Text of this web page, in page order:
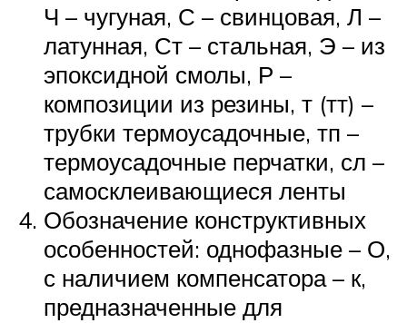
Ч – чугуная, С – свинцовая, Л –
латунная, Ст – стальная, Э – из
эпоксидной смолы, Р –
композиции из резины, т (тт) –
трубки термоусадочные, тп –
термоусадочные перчатки, сл –
самосклеивающиеся ленты
Обозначение конструктивных
особенностей: однофазные – О,
с наличием компенсатора – к,
предназначенные для